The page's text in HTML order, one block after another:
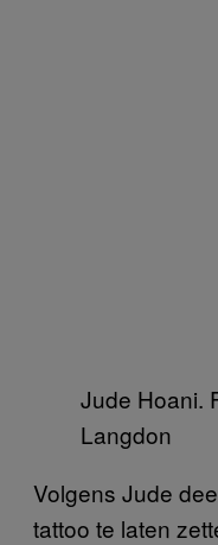
Jude Hoani.
Langdon
Volgens Jude
tattoo te laten